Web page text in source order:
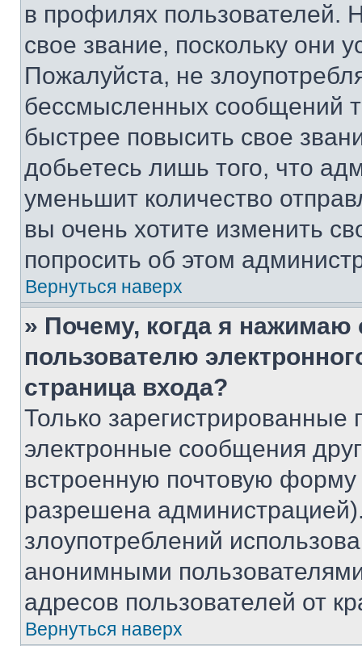
в профилях
свое звание, поскольку они
Пожалуйста, не
бессмысленных сообщений
быстрее повысить свое
добьетесь лишь того, что
уменьшит количество
вы очень хотите изменить
попросить об этом
Вернуться наверх
» Почему, когда я нажимаю
пользователю
страница входа?
Только зарегистрированные
электронные сообщения
встроенную почтовую
разрешена
злоупотреблений
анонимными
адресов пользователей от
Вернуться наверх